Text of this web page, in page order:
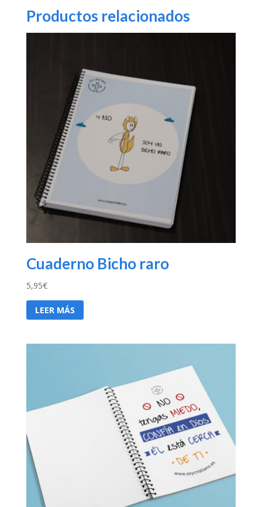
Productos relacionados
Cuaderno Bicho raro
5,95€
LEER MÁS